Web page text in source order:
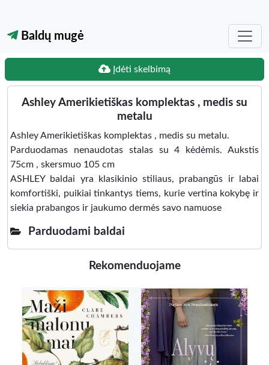
Baldų mugė
Įdėti skelbimą
Ashley Amerikietiškas komplektas , medis su
metalu
Ashley Amerikietiškas komplektas , medis su metalu.
Parduodamas nenaudotas stalas su 4 kėdėmis. Aukstis
75cm , skersmuo 105 cm
ASHLEY baldai yra klasikinio stiliaus, prabangūs ir labai
komfortiški, puikiai tinkantys tiems, kurie vertina kokybę ir
siekia prabangos ir jaukumo dermės savo namuose
Parduodami baldai
Rekomenduojame